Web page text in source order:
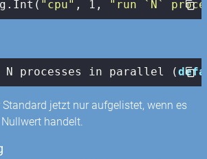
"cpu" , 1 , "run `N`
N processes in parallel (
jetzt nur aufgelistet, wenn es
handelt.